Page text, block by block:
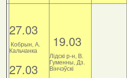
27.03
Кобрын, А.
Кальчанка
27.03
19.03
Лідскі р-н, В.
Гуменны, Дз.
Вінчэўскі